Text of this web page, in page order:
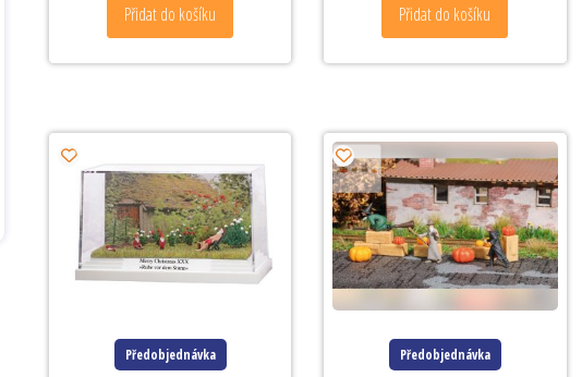
Přidat do košíku Přidat do košíku
Předobjednávka Předobjednávka